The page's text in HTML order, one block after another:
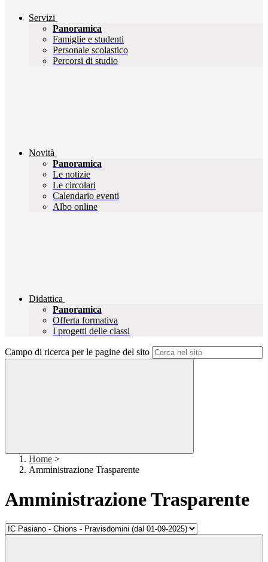
Servizi
Panoramica
Famiglie e studenti
Personale scolastico
Percorsi di studio
Novità
Panoramica
Le notizie
Le circolari
Calendario eventi
Albo online
Didattica
Panoramica
Offerta formativa
I progetti delle classi
Campo di ricerca per le pagine del sito
Home >
Amministrazione Trasparente
Amministrazione Trasparente